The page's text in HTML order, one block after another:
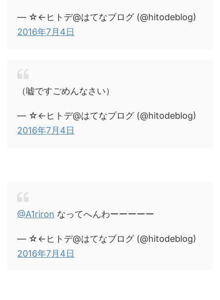
— ☆←ヒトデ@はてなブログ (@hitodeblog)
2016年7月4日
（嘘ですごめんなさい）
— ☆←ヒトデ@はてなブログ (@hitodeblog)
2016年7月4日
@A1riron なってへんわーーーーー
— ☆←ヒトデ@はてなブログ (@hitodeblog)
2016年7月4日